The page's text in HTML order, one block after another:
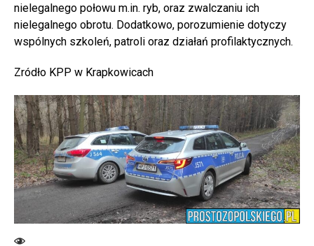
nielegalnego połowu m.in. ryb, oraz zwalczaniu ich
nielegalnego obrotu. Dodatkowo, porozumienie dotyczy
wspólnych szkoleń, patroli oraz działań profilaktycznych.
Zródło KPP w Krapkowicach